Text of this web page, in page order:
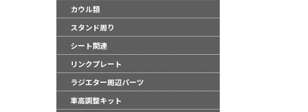
カウル類
スタンド周り
シート関連
リンクプレート
ラジエター周辺パーツ
車高調整キット